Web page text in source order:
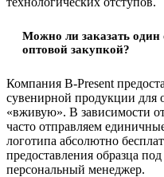
Можно ли заказать один
оптовой закупкой?
Компания B-Present
сувенирной продукции для
«вживую». В зависимости
часто отправляем
логотипа абсолютно
предоставления образца
персональный менеджер.